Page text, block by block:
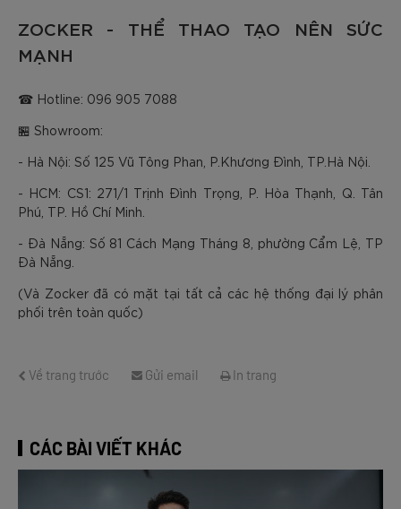
ZOCKER - THỂ THAO TẠO NÊN SỨC
MẠNH
☎ Hotline: 096 905 7088
🏪 Showroom:
- Hà Nội: Số 125 Vũ Tông Phan, P.Khương Đình, TP.Hà Nội.
- HCM: CS1: 271/1 Trịnh Đình Trọng, P. Hòa Thạnh, Q. Tân
Phú, TP. Hồ Chí Minh.
- Đà Nẵng: Số 81 Cách Mạng Tháng 8, phường Cẩm Lệ, TP
Đà Nẵng.
(Và Zocker đã có mặt tại tất cả các hệ thống đại lý phân
phối trên toàn quốc)
Về trang trước Gửi email In trang
CÁC BÀI VIẾT KHÁC